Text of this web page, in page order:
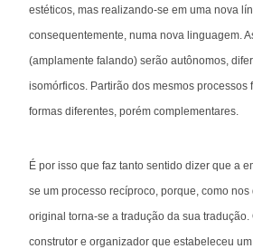
estéticos, mas realizando-se em uma nova
consequentemente, numa nova linguagem.
(amplamente falando) serão autônomos,
isomórficos. Partirão dos mesmos processos
formas diferentes, porém complementares.
É por isso que faz tanto sentido dizer que a
se um processo recíproco, porque, como
original torna-se a tradução da sua
construtor e organizador que estabeleceu